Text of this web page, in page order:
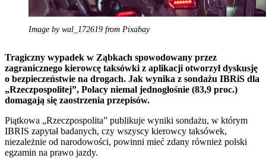
Image by wal_172619 from Pixabay
Tragiczny wypadek w Ząbkach spowodowany przez
zagranicznego kierowcę taksówki z aplikacji otworzył dyskusję
o bezpieczeństwie na drogach. Jak wynika z sondażu IBRiS dla
„Rzeczpospolitej”, Polacy niemal jednogłośnie (83,9 proc.)
domagają się zaostrzenia przepisów.
Piątkowa „Rzeczpospolita” publikuje wyniki sondażu, w którym
IBRIS zapytał badanych, czy wszyscy kierowcy taksówek,
niezależnie od narodowości, powinni mieć zdany również polski
egzamin na prawo jazdy.